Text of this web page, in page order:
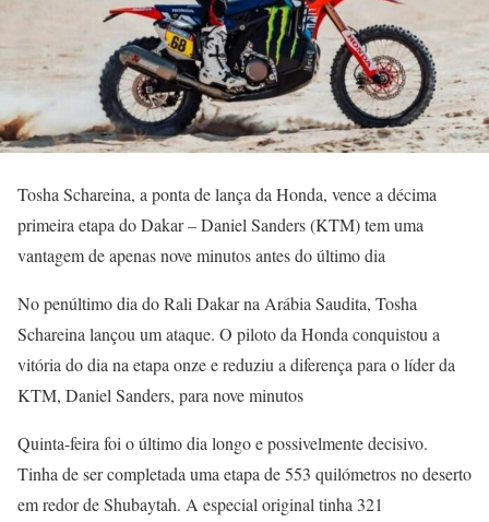
Tosha Schareina, a ponta de lança da Honda, vence a décima
primeira etapa do Dakar – Daniel Sanders (KTM) tem uma
vantagem de apenas nove minutos antes do último dia
No penúltimo dia do Rali Dakar na Arábia Saudita, Tosha
Schareina lançou um ataque. O piloto da Honda conquistou a
vitória do dia na etapa onze e reduziu a diferença para o líder da
KTM, Daniel Sanders, para nove minutos
Quinta-feira foi o último dia longo e possivelmente decisivo.
Tinha de ser completada uma etapa de 553 quilómetros no deserto
em redor de Shubaytah. A especial original tinha 321